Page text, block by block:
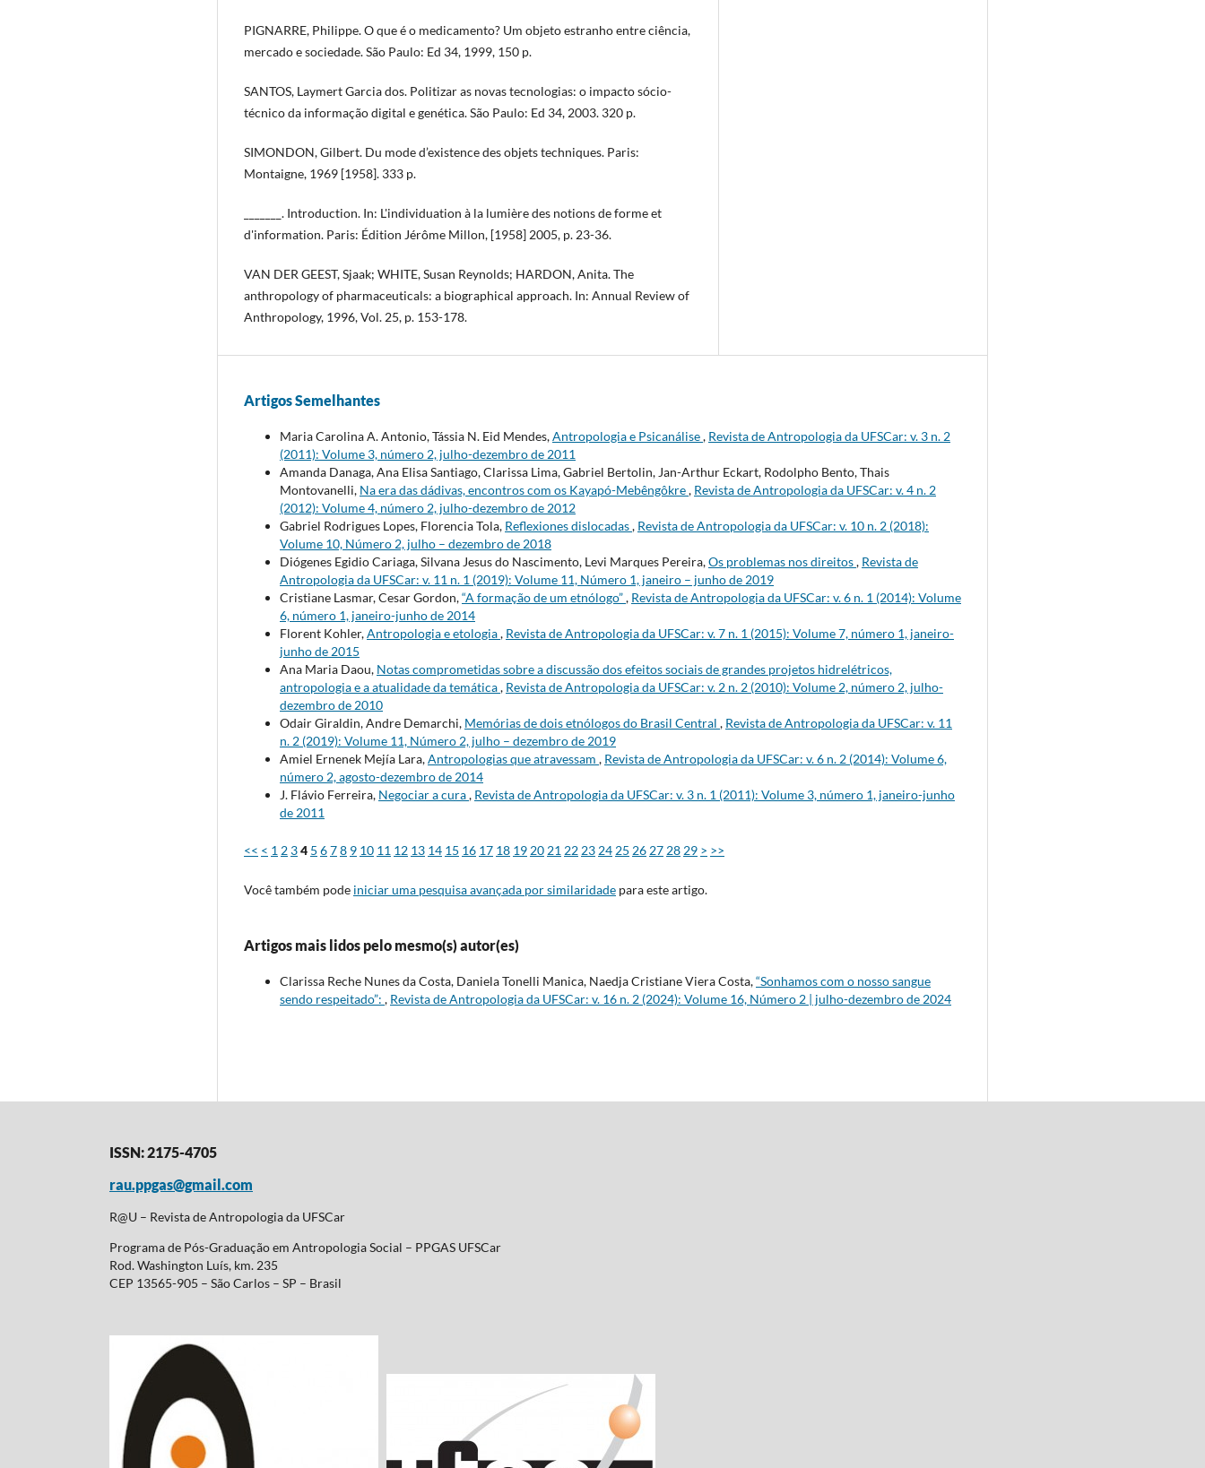
PIGNARRE, Philippe. O que é o medicamento? Um objeto estranho entre ciência,
mercado e sociedade. São Paulo: Ed 34, 1999, 150 p.
SANTOS, Laymert Garcia dos. Politizar as novas tecnologias: o impacto sócio-
técnico da informação digital e genética. São Paulo: Ed 34, 2003. 320 p.
SIMONDON, Gilbert. Du mode d’existence des objets techniques. Paris:
Montaigne, 1969 [1958]. 333 p.
_______. Introduction. In: L'individuation à la lumière des notions de forme et
d'information. Paris: Édition Jérôme Millon, [1958] 2005, p. 23-36.
VAN DER GEEST, Sjaak; WHITE, Susan Reynolds; HARDON, Anita. The
anthropology of pharmaceuticals: a biographical approach. In: Annual Review of
Anthropology, 1996, Vol. 25, p. 153-178.
Artigos Semelhantes
Maria Carolina A. Antonio, Tássia N. Eid Mendes,Antropologia e Psicanálise, Revista de Antropologia da UFSCar: v. 3 n. 2
(2011): Volume 3, número 2, julho-dezembro de 2011
Amanda Danaga, Ana Elisa Santiago, Clarissa Lima, Gabriel Bertolin, Jan-Arthur Eckart, Rodolpho Bento, Thais
Montovanelli, Na era das dádivas, encontros com os Kayapó-Mebêngôkre, Revista de Antropologia da UFSCar: v. 4 n. 2
(2012): Volume 4, número 2, julho-dezembro de 2012
Gabriel Rodrigues Lopes, Florencia Tola, Reflexiones dislocadas, Revista de Antropologia da UFSCar: v. 10 n. 2 (2018):
Volume 10, Número 2, julho – dezembro de 2018
Diógenes Egidio Cariaga, Silvana Jesus do Nascimento, Levi Marques Pereira,Os problemas nos direitos, Revista de
Antropologia da UFSCar: v. 11 n. 1 (2019): Volume 11, Número 1, janeiro – junho de 2019
Cristiane Lasmar, Cesar Gordon,“A formação de um etnólogo”, Revista de Antropologia da UFSCar: v. 6 n. 1 (2014): Volume
6, número 1, janeiro-junho de 2014
Florent Kohler,Antropologia e etologia, Revista de Antropologia da UFSCar: v. 7 n. 1 (2015): Volume 7, número 1, janeiro-
junho de 2015
Ana Maria Daou, Notas comprometidas sobre a discussão dos efeitos sociais de grandes projetos hidrelétricos,
antropologia e a atualidade da temática, Revista de Antropologia da UFSCar: v. 2 n. 2 (2010): Volume 2, número 2, julho-
dezembro de 2010
Odair Giraldin, Andre Demarchi, Memórias de dois etnólogos do Brasil Central , Revista de Antropologia da UFSCar: v. 11
n. 2 (2019): Volume 11, Número 2, julho – dezembro de 2019
Amiel Ernenek Mejía Lara,Antropologias que atravessam , Revista de Antropologia da UFSCar: v. 6 n. 2 (2014): Volume 6,
número 2, agosto-dezembro de 2014
J. Flávio Ferreira, Negociar a cura, Revista de Antropologia da UFSCar: v. 3 n. 1 (2011): Volume 3, número 1, janeiro-junho
de 2011
<< < 1 2 34 5 678 9 10 11 12 13 14 15 16 17 18 19 20 21 22 23 24 25 26 27 28 29 > >>
Você também pode iniciar uma pesquisa avançada por similaridade para este artigo.
Artigos mais lidos pelo mesmo(s) autor(es)
Clarissa Reche Nunes da Costa, Daniela Tonelli Manica, Naedja Cristiane Viera Costa,“Sonhamos com o nosso sangue
sendo respeitado”: , Revista de Antropologia da UFSCar: v. 16 n. 2 (2024): Volume 16, Número 2 | julho-dezembro de 2024
ISSN: 2175-4705
rau.ppgas@gmail.com
R@U – Revista de Antropologia da UFSCar
Programa de Pós-Graduação em Antropologia Social – PPGAS UFSCar
Rod. Washington Luís, km. 235
CEP 13565-905 – São Carlos – SP – Brasil